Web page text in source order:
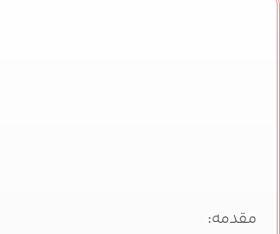
مقدمه: